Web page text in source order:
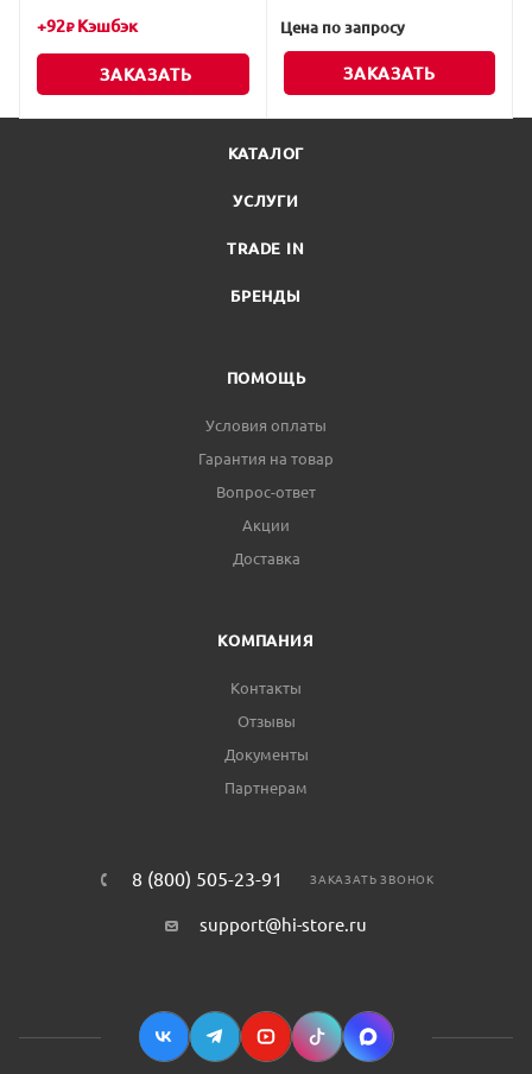
+92₽Кэшбэк
ЗАКАЗАТЬ
Цена по запросу
ЗАКАЗАТЬ
КАТАЛОГ
УСЛУГИ
TRADE IN
БРЕНДЫ
ПОМОЩЬ
Условия оплаты
Гарантия на товар
Вопрос-ответ
Акции
Доставка
КОМПАНИЯ
Контакты
Отзывы
Документы
Партнерам
8 (800) 505-23-91 ЗАКАЗАТЬ ЗВОНОК
support@hi-store.ru